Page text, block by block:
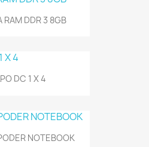
RAM DDR 3 8GB
DC 1 X 4
NOTEBOOK